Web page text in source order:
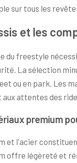
sur tous les
et les
du freestyle
La sélection
ou en park. Les
attentes des
premium
et l'acier
offre légèreté et